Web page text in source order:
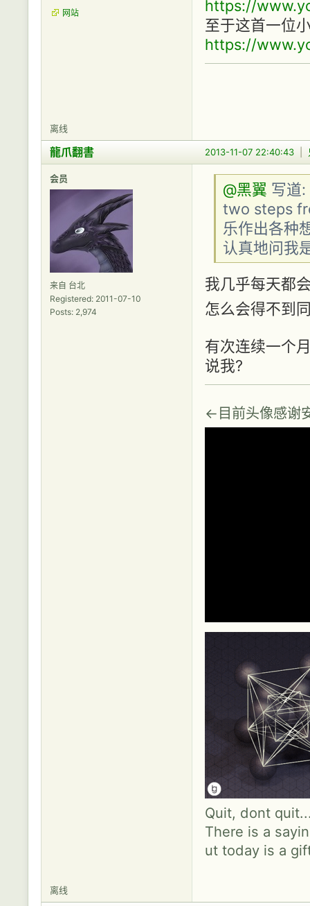
网站
https://
至于这首一位
https://
离线
2013-11-07 22:40:43
龍爪翻書
会员
来自 台北
Registered: 2011-07-10
Posts: 2,974
@黑翼 写道
two steps
乐作出各种
认真地问我
我几乎每天都
怎么会得不到
有次连续一个
说我?
←目前头像感谢
Quit, dont
There is a
ut today is a
离线